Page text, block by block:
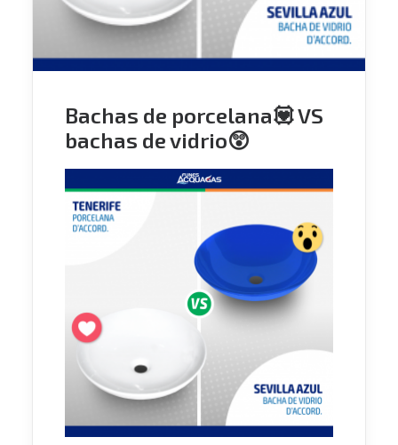
Bachas de porcelana💟 VS
bachas de vidrio😲